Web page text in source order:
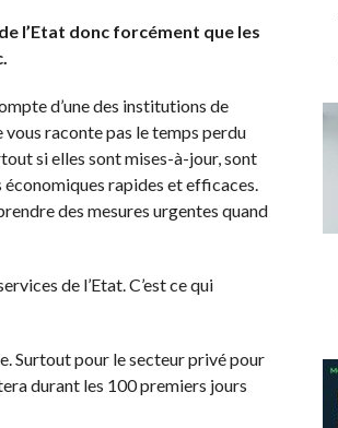
l’Etat donc forcément que les
d’une des institutions de
vous raconte pas le temps perdu
si elles sont mises-à-jour, sont
économiques rapides et efficaces.
des mesures urgentes quand
de l’Etat. C’est ce qui
Surtout pour le secteur privé pour
durant les 100 premiers jours